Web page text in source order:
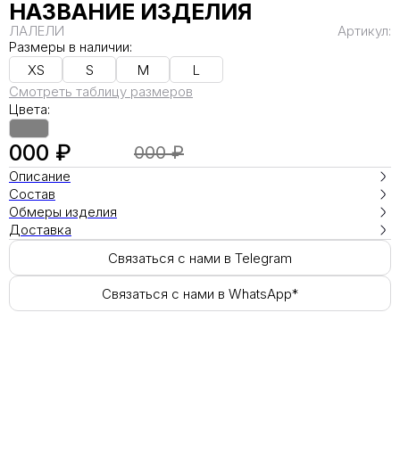
НАЗВАНИЕ ИЗДЕЛИЯ
ЛАЛЕЛИ
Артикул:
Размеры в наличии:
XS
S M
L
Смотреть таблицу размеров
Цвета:
000 ₽ 000 ₽
Описание
Состав
Обмеры изделия
Доставка
Связаться с нами в Telegram
Связаться с нами в WhatsApp*